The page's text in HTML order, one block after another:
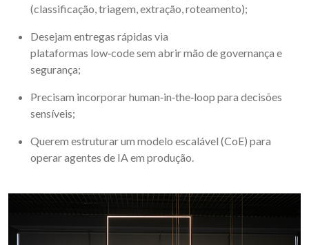
(classificação, triagem, extração, roteamento);
Desejam entregas rápidas via
plataformas low‑code sem abrir mão de governança e
segurança;
Precisam incorporar human‑in‑the‑loop para decisões
sensíveis;
Querem estruturar um modelo escalável (CoE) para
operar agentes de IA em produção.